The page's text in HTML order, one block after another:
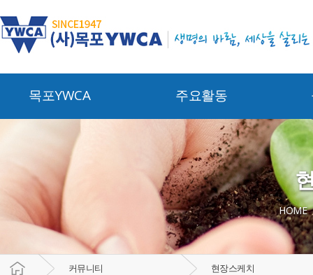
커뮤니티 현장스케치
HOME
목포YWCA
직도
보공개
재정
주요활동
중점운동
주요사업
신안진로체험지원센터
청소년유해환경감시단
산모신
관
산모신
관
장애아